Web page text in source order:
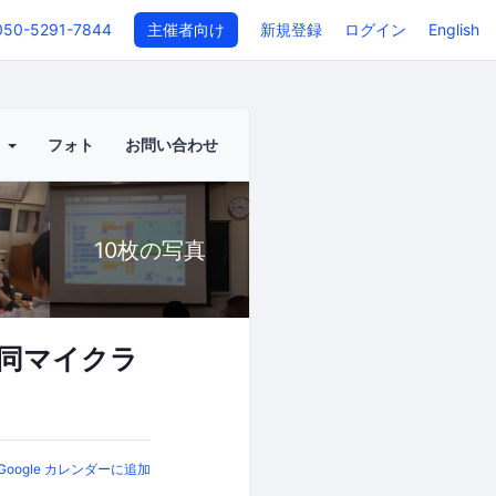
5291-7844 主催者向け 新規登録 ログイン English
フォト お問い合わせ
10枚の写真
マイクラ
カレンダーに追加